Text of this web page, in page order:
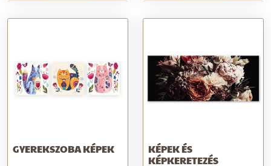
GYEREKSZOBA KÉPEK
KÉPEK ÉS
KÉPKERETEZÉS